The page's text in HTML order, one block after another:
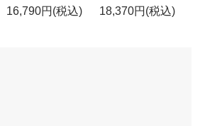
16,790円(税込) 18,370円(税込)